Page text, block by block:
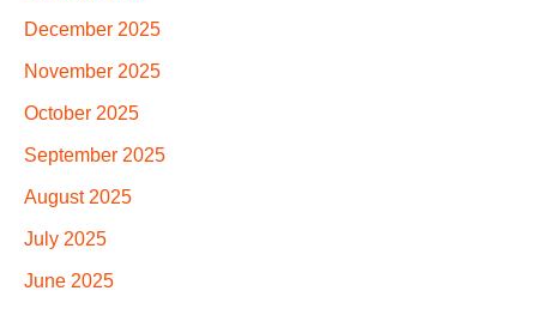
December 2025
November 2025
October 2025
September 2025
August 2025
July 2025
June 2025